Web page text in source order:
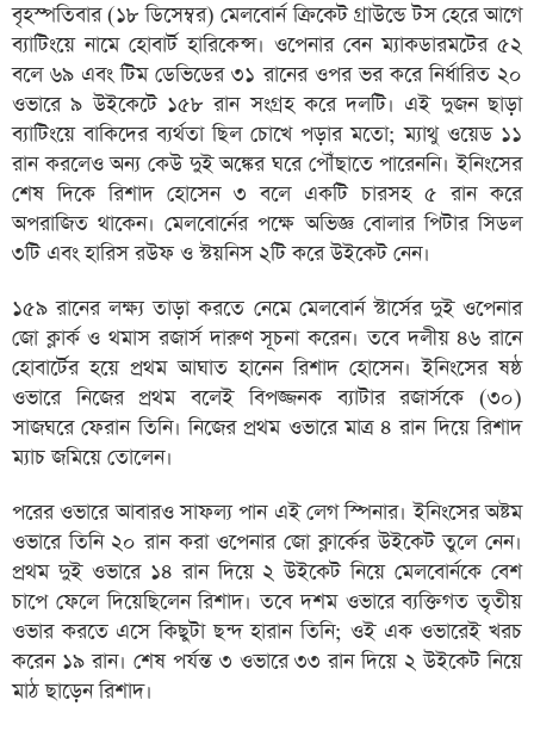
বৃহস্পতিবার (১৮ ডিসেম্বর) মেলবোর্ন ক্রিকেট গ্রাউন্ডে টস হেরে আগে
ব্যাটিংয়ে নামে হোবার্ট হারিকেন্স। ওপেনার বেন ম্যাকডারমটের ৫২
বলে ৬৯ এবং টিম ডেভিডের ৩১ রানের ওপর ভর করে নির্ধারিত ২০
ওভারে ৯ উইকেটে ১৫৮ রান সংগ্রহ করে দলটি। এই দুজন ছাড়া
ব্যাটিংয়ে বাকিদের ব্যর্থতা ছিল চোখে পড়ার মতো; ম্যাথু ওয়েড ১১
রান করলেও অন্য কেউ দুই অঙ্কের ঘরে পৌঁছাতে পারেননি। ইনিংসের
শেষ দিকে রিশাদ হোসেন ৩ বলে একটি চারসহ ৫ রান করে
অপরাজিত থাকেন। মেলবোর্নের পক্ষে অভিজ্ঞ বোলার পিটার সিডল
৩টি এবং হারিস রউফ ও স্টয়নিস ২টি করে উইকেট নেন।
১৫৯ রানের লক্ষ্য তাড়া করতে নেমে মেলবোর্ন স্টার্সের দুই ওপেনার
জো ক্লার্ক ও থমাস রজার্স দারুণ সূচনা করেন। তবে দলীয় ৪৬ রানে
হোবার্টের হয়ে প্রথম আঘাত হানেন রিশাদ হোসেন। ইনিংসের ষষ্ঠ
ওভারে নিজের প্রথম বলেই বিপজ্জনক ব্যাটার রজার্সকে (৩০)
সাজঘরে ফেরান তিনি। নিজের প্রথম ওভারে মাত্র ৪ রান দিয়ে রিশাদ
ম্যাচ জমিয়ে তোলেন।
পরের ওভারে আবারও সাফল্য পান এই লেগ স্পিনার। ইনিংসের অষ্টম
ওভারে তিনি ২০ রান করা ওপেনার জো ক্লার্কের উইকেট তুলে নেন।
প্রথম দুই ওভারে ১৪ রান দিয়ে ২ উইকেট নিয়ে মেলবোর্নকে বেশ
চাপে ফেলে দিয়েছিলেন রিশাদ। তবে দশম ওভারে ব্যক্তিগত তৃতীয়
ওভার করতে এসে কিছুটা ছন্দ হারান তিনি; ওই এক ওভারেই খরচ
করেন ১৯ রান। শেষ পর্যন্ত ৩ ওভারে ৩৩ রান দিয়ে ২ উইকেট নিয়ে
মাঠ ছাড়েন রিশাদ।